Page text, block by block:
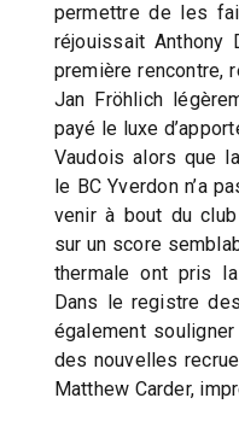
permettre de les
réjouissait Anthony
première rencontre,
Jan Fröhlich
payé le luxe
Vaudois alors que
le BC Yverdon n’a
venir à bout du
sur un score
thermale ont pris
Dans le registre
également
des nouvelles
Matthew Carder,